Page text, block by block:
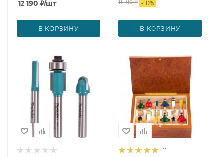
12 190 ₽/шт
В КОРЗИНУ
11 190₽ -10%
В КОРЗИНУ
11